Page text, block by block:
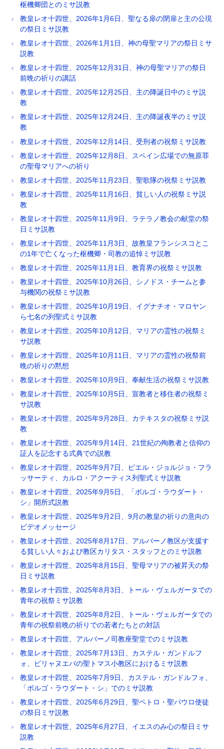
枢機卿団とのミサ説教
教皇レオ十四世、2026年1月6日、聖なる扉の閉扉と主の公現
の祭日ミサ説教
教皇レオ十四世、2026年1月1日、神の母聖マリアの祭日ミサ
説教
教皇レオ十四世、2025年12月31日、神の母聖マリアの祭日
前晩の祈りの講話
教皇レオ十四世、2025年12月25日、主の降誕日中のミサ説
教
教皇レオ十四世、2025年12月24日、主の降誕夜半のミサ説
教
教皇レオ十四世、2025年12月14日、受刑者の祝祭ミサ説教
教皇レオ十四世、2025年12月8日、スペイン広場での無原罪
の聖母マリアへの祈り
教皇レオ十四世、2025年11月23日、聖歌隊の祝祭ミサ説教
教皇レオ十四世、2025年11月16日、貧しい人の祝祭ミサ説
教
教皇レオ十四世、2025年11月9日、ラテラノ教会の献堂の祭
日ミサ説教
教皇レオ十四世、2025年11月3日、故教皇フランシスコとこ
の1年で亡くなった枢機卿・司教の追悼ミサ説教
教皇レオ十四世、2025年11月1日、教育界の祝祭ミサ説教
教皇レオ十四世、2025年10月26日、シノドス・チームと参
与機関の祝祭ミサ説教
教皇レオ十四世、2025年10月19日、イグナチオ・マロヤン
ら七名の列聖式ミサ説教
教皇レオ十四世、2025年10月12日、マリアの霊性の祝祭ミ
サ説教
教皇レオ十四世、2025年10月11日、マリアの霊性の祝祭前
晩の祈りの黙想
教皇レオ十四世、2025年10月9日、奉献生活の祝祭ミサ説教
教皇レオ十四世、2025年10月5日、宣教者と移住者の祝祭ミ
サ説教
教皇レオ十四世、2025年9月28日、カテキスタの祝祭ミサ説
教
教皇レオ十四世、2025年9月14日、21世紀の殉教者と信仰の
証人を記念する式典での説教
教皇レオ十四世、2025年9月7日、ピエル・ジョルジョ・フラ
ッサーティ、カルロ・アクーティス列聖式ミサ説教
教皇レオ十四世、2025年9月5日、「ボルゴ・ラウダート・
シ」開所式説教
教皇レオ十四世、2025年9月2日、9月の教皇の祈りの意向の
ビデオメッセージ
教皇レオ十四世、2025年8月17日、アルバーノ教区が支援す
る貧しい人々および教区カリタス・スタッフとのミサ説教
教皇レオ十四世、2025年8月15日、聖母マリアの被昇天の祭
日ミサ説教
教皇レオ十四世、2025年8月3日、トール・ヴェルガータでの
青年の祝祭ミサ説教
教皇レオ十四世、2025年8月2日、トール・ヴェルガータでの
青年の祝祭前晩の祈りでの若者たちとの対話
教皇レオ十四世、アルバーノ司教座聖堂でのミサ説教
教皇レオ十四世、2025年7月13日、カステル・ガンドルフ
ォ、ビリャヌエバの聖トマス小教区におけるミサ説教
教皇レオ十四世、2025年7月9日、カステル・ガンドルフォ、
「ボルゴ・ラウダート・シ」でのミサ説教
教皇レオ十四世、2025年6月29日、聖ペトロ・聖パウロ使徒
の祭日ミサ説教
教皇レオ十四世、2025年6月27日、イエスのみ心の祭日ミサ
説教